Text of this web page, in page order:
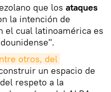
que los ataques
la intención de
el cual latinoamérica es
otros, del
un espacio de
respeto a la